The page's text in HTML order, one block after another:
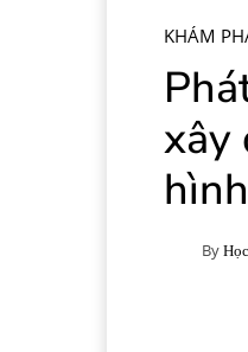
KHÁM
xây
By